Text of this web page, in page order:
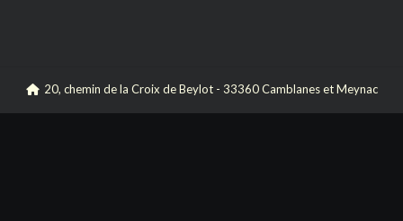
20, chemin de la Croix de Beylot - 33360 Camblanes et Meynac